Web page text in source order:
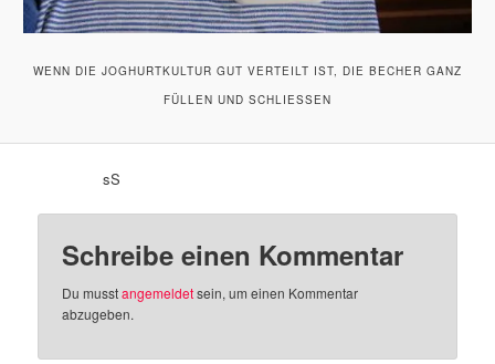
WENN DIE JOGHURTKULTUR GUT VERTEILT IST, DIE BECHER GANZ
FÜLLEN UND SCHLIESSEN
sS
Schreibe einen Kommentar
Du musstangemeldetsein, um einen Kommentar
abzugeben.